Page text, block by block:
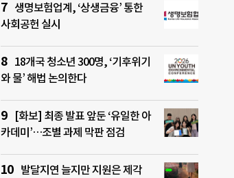
생명보험업계, ‘상생금융’ 통한
사회공헌 실시
18개국 청소년 300명, ‘기후위기
와 물’ 해법 논의한다
[화보] 최종 발표 앞둔 ‘유일한 아
카데미’…조별 과제 막판 점검
발달지연 늘지만 지원은 제각